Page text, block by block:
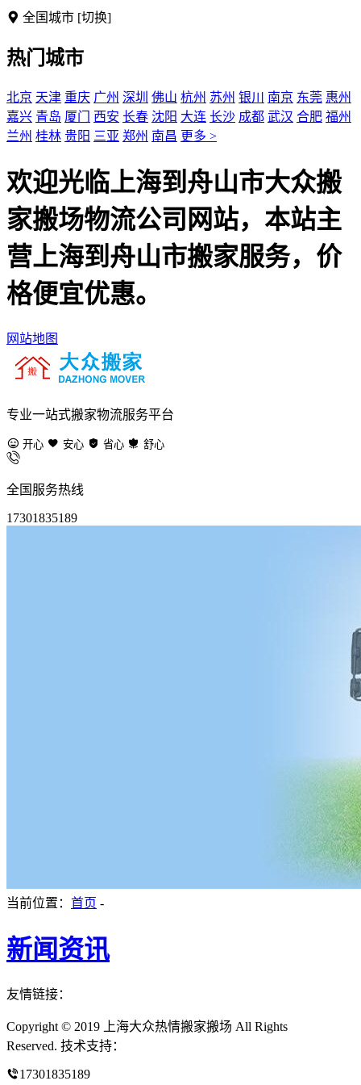
全国城市 [切换]
热门城市
北京 天津 重庆 广州 深圳 佛山 杭州 苏州 银川 南京 东莞 惠州
嘉兴 青岛 厦门 西安 长春 沈阳 大连 长沙 成都 武汉 合肥 福州
兰州 桂林 贵阳 三亚 郑州 南昌 更多 >
欢迎光临上海到舟山市大众搬
家搬场物流公司网站，本站主
营上海到舟山市搬家服务，价
格便宜优惠。
网站地图
专业一站式搬家物流服务平台
开心 安心 省心 舒心
全国服务热线
17301835189
当前位置： 首页 -
新闻资讯
友情链接：
Copyright © 2019 上海大众热情搬家搬场 All Rights
Reserved. 技术支持：
17301835189